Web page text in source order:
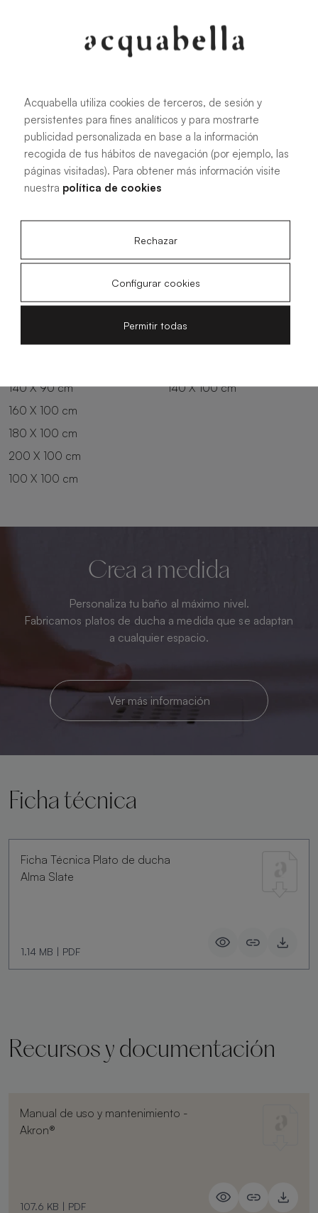
Todas las medidas
100 X 70 cm
100 X 90 cm
140 X 90 cm
180 X 90 cm
200 X 90 cm
140 X 100 cm
160 X 100 cm
180 X 100 cm
200 X 100 cm
100 X 100 cm
Crea a medida
Personaliza tu baño al máximo nivel.
Fabricamos platos de ducha a medida que se adaptan
a cualquier espacio.
Ver más información
Ficha técnica
Ficha Técnica Plato de ducha
Alma Slate
1.14 MB | PDF
Recursos y documentación
Manual de uso y mantenimiento -
Akron®
107.6 KB | PDF
Acquabella utiliza cookies de terceros, de sesión y
persistentes para fines analíticos y para mostrarte
publicidad personalizada en base a la información
recogida de tus hábitos de navegación (por ejemplo, las
páginas visitadas). Para obtener más información visite
nuestra política de cookies
Rechazar
Configurar cookies
Permitir todas